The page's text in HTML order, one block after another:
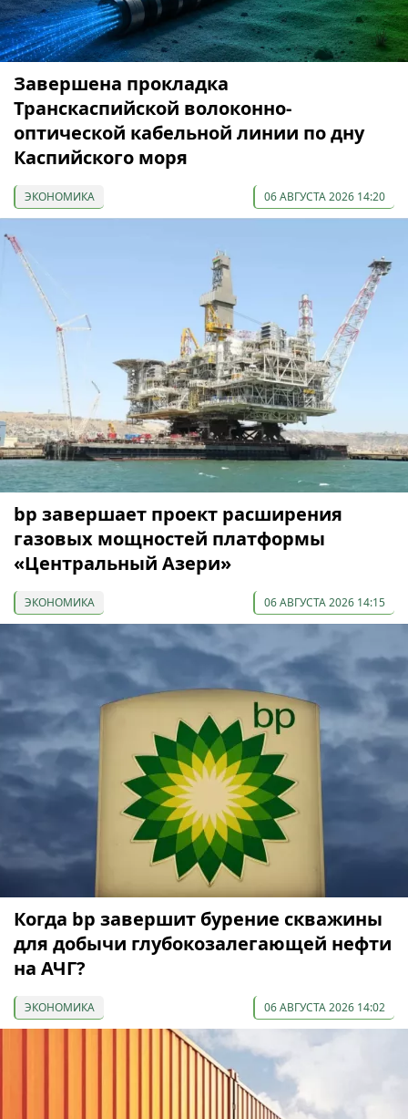
Завершена прокладка
Транскаспийской волоконно-
оптической кабельной линии по дну
Каспийского моря
ЭКОНОМИКА 06 АВГУСТА 2026 14:20
bp завершает проект расширения
газовых мощностей платформы
«Центральный Азери»
ЭКОНОМИКА 06 АВГУСТА 2026 14:15
Когда bp завершит бурение скважины
для добычи глубокозалегающей нефти
на АЧГ?
ЭКОНОМИКА 06 АВГУСТА 2026 14:02